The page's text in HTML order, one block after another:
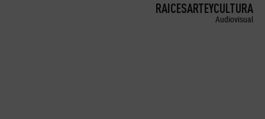
RAICESARTEYCULTURA
Audiovisual